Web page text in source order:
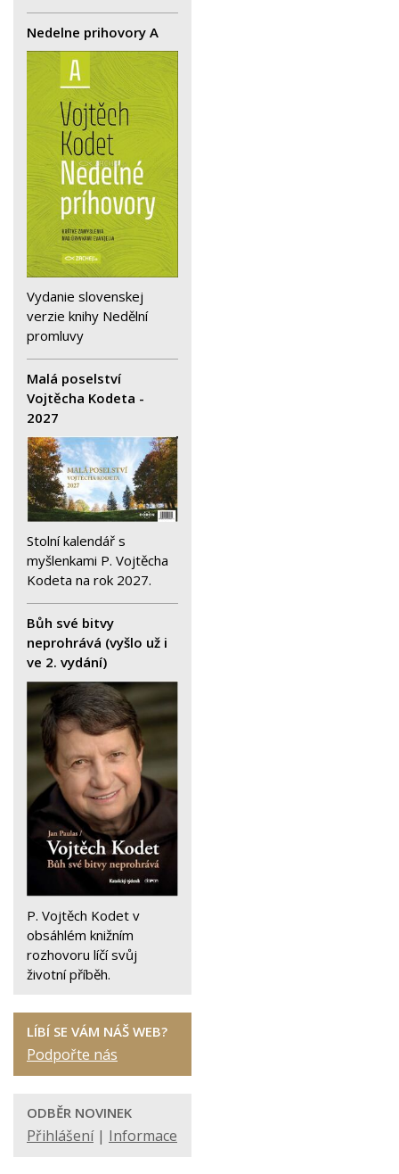
Nedelne prihovory A
Vydanie slovenskej
verzie knihy Nedělní
promluvy
Malá poselství
Vojtěcha Kodeta -
2027
Stolní kalendář s
myšlenkami P. Vojtěcha
Kodeta na rok 2027.
Bůh své bitvy
neprohrává (vyšlo už i
ve 2. vydání)
P. Vojtěch Kodet v
obsáhlém knižním
rozhovoru líčí svůj
životní příběh.
LÍBÍ SE VÁM NÁŠ WEB?
Podpořte nás
ODBĚR NOVINEK
Přihlášení| Informace